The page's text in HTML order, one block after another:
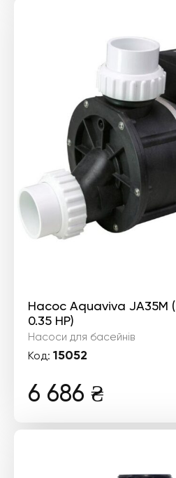
580 ₴.
Насос Aquaviva JA35M
0.35 HP)
Насоси для басейнів
Код: 15052
6 686 ₴